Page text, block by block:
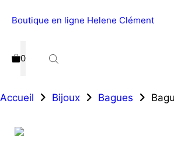
Boutique en ligne Helene Clément
0
Accueil Bijoux Bagues